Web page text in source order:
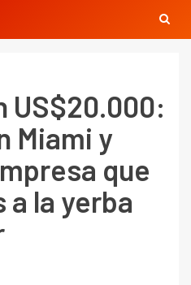
US$20.000:
Miami y
que
a la yerba